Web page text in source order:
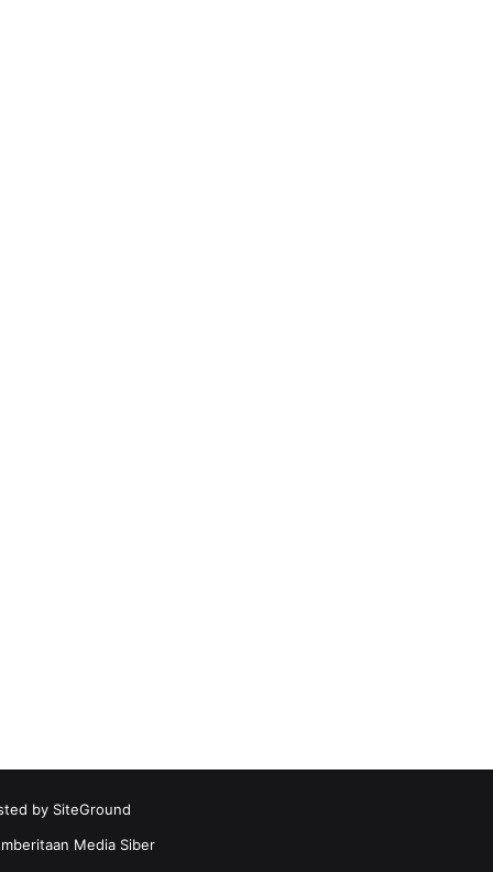
by SiteGround
Media Siber